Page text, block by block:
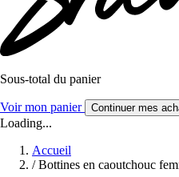
Sous-total du panier
Voir mon panier Continuer mes
Loading...
Accueil
/ Bottines en caoutchouc